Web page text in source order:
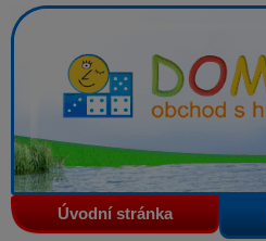
Domino - obchod s
Úvodní stránka